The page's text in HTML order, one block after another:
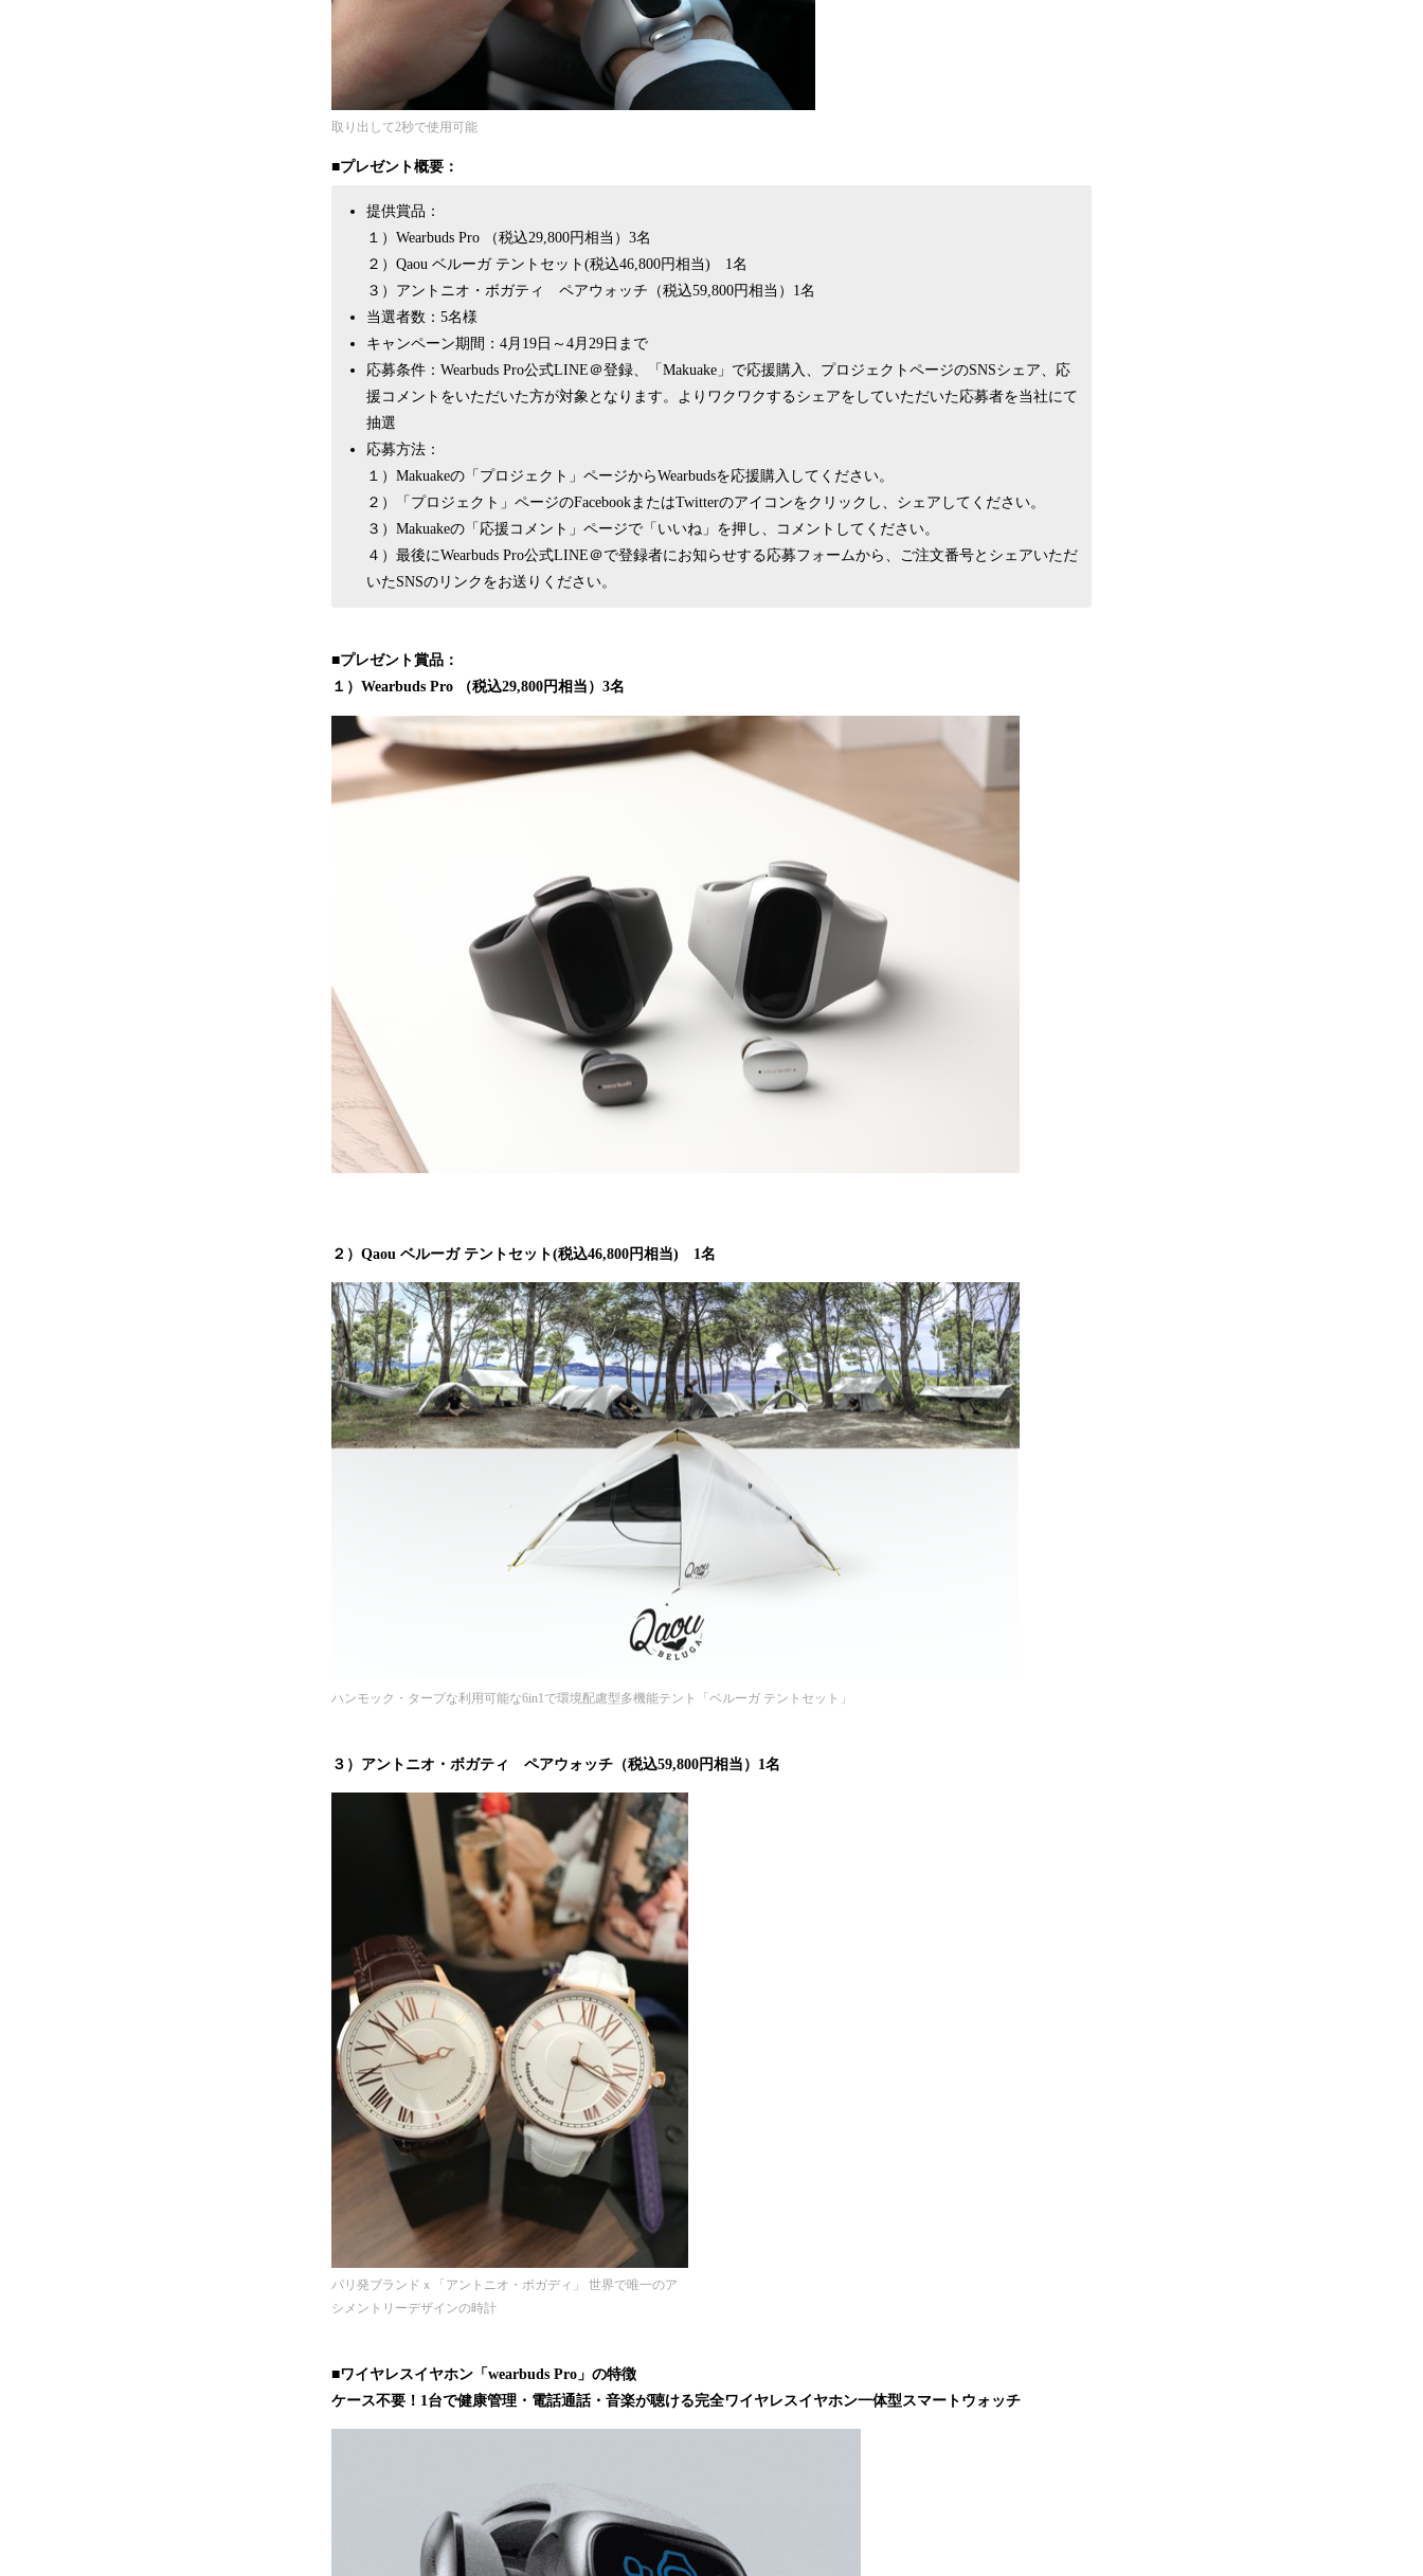
取り出して2秒で使用可能
■プレゼント概要：
提供賞品：
１）Wearbuds Pro （税込29,800円相当）3名
２）Qaou ベルーガ テントセット(税込46,800円相当) 1名
３）アントニオ・ボガティ ペアウォッチ（税込59,800円相当）1名
当選者数：5名様
キャンペーン期間：4月19日～4月29日まで
応募条件：Wearbuds Pro公式LINE＠登録、「Makuake」で応援購入、プロジェクトページのSNSシェア、応
援コメントをいただいた方が対象となります。よりワクワクするシェアをしていただいた応募者を当社にて
抽選
応募方法：
１）Makuakeの「プロジェクト」ページからWearbudsを応援購入してください。
２）「プロジェクト」ページのFacebookまたはTwitterのアイコンをクリックし、シェアしてください。
３）Makuakeの「応援コメント」ページで「いいね」を押し、コメントしてください。
４）最後にWearbuds Pro公式LINE＠で登録者にお知らせする応募フォームから、ご注文番号とシェアいただ
いたSNSのリンクをお送りください。
■プレゼント賞品：
１）Wearbuds Pro （税込29,800円相当）3名
２）Qaou ベルーガ テントセット(税込46,800円相当) 1名
ハンモック・タープな利用可能な6in1で環境配慮型多機能テント「ベルーガ テントセット」
３）アントニオ・ボガティ ペアウォッチ（税込59,800円相当）1名
パリ発ブランドｘ「アントニオ・ボガディ」 世界で唯一のア
シメントリーデザインの時計
■ワイヤレスイヤホン「wearbuds Pro」の特徴
ケース不要！1台で健康管理・電話通話・音楽が聴ける完全ワイヤレスイヤホン一体型スマートウォッチ